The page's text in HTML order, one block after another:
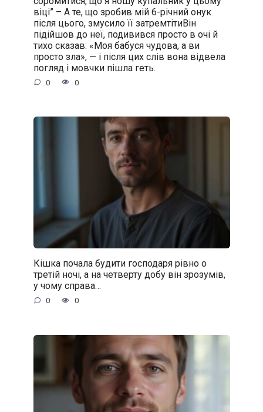
віці” – А те, що зробив мій 6-річний онук
після цього, змусило її затремтітиВін
підійшов до неї, подивився просто в очі й
тихо сказав: «Моя бабуся чудова, а ви
просто зла», — і після цих слів вона відвела
погляд і мовчки пішла геть.
0 0
Кішка почала будити господаря рівно о
третій ночі, а на четверту добу він зрозумів,
у чому справа…
0 0